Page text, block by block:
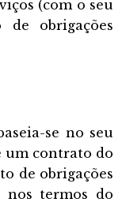
(com o seu
de obrigações
se no seu
um contrato do
de obrigações
nos termos do